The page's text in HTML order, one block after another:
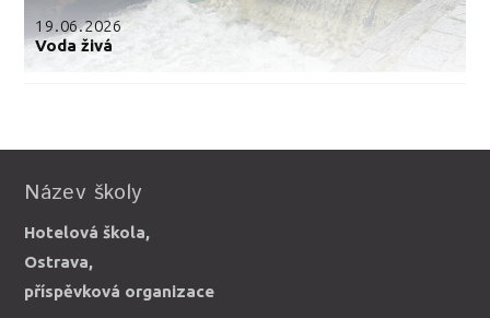
19.06.2026
Voda živá
Název školy
Hotelová škola,
Ostrava,
příspěvková organizace